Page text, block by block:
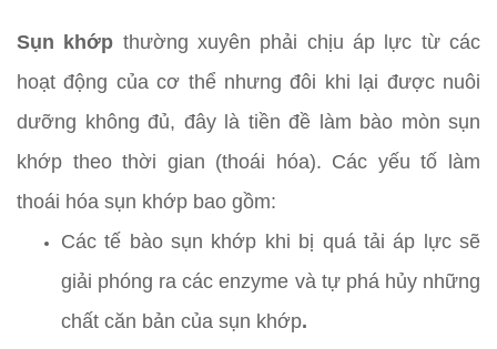
Sụn khớp thường xuyên phải chịu áp lực từ các
hoạt động của cơ thể nhưng đôi khi lại được nuôi
dưỡng không đủ, đây là tiền đề làm bào mòn sụn
khớp theo thời gian (thoái hóa). Các yếu tố làm
thoái hóa sụn khớp bao gồm:
Các tế bào sụn khớp khi bị quá tải áp lực sẽ
giải phóng ra các enzyme và tự phá hủy những
chất căn bản của sụn khớp.